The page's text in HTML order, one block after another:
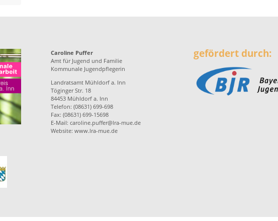
Caroline Puffer
Amt für Jugend und Familie
Kommunale Jugendpflegerin
Landratsamt Mühldorf a. Inn
Töginger Str. 18
84453 Mühldorf a. Inn
Telefon: (08631) 699-698
Fax: (08631) 699-15698
E-Mail: caroline.puffer@lra-mue.de
Website: www.lra-mue.de
gefördert durch: